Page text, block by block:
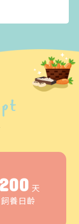
200 天
飼養日齡